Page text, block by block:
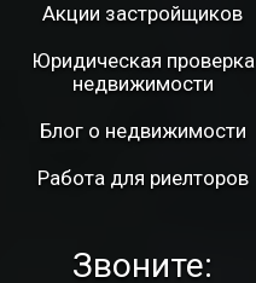
Акции застройщиков
Юридическая проверка
недвижимости
Блог о недвижимости
Работа для риелторов
Звоните: